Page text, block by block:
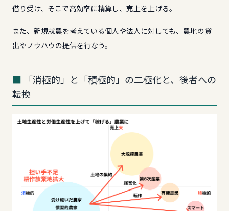
借り受け、そこで高効率に精算し、売上を上げる。
また、新規就農を考えている個人や法人に対しても、農地の貸
出やノウハウの提供を行なう。
「消極的」と「積極的」の二極化と、後者への
転換